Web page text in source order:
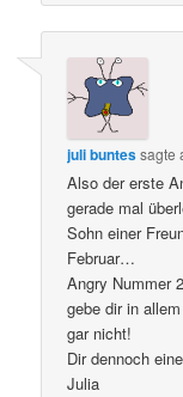
juli buntessagte
Also der erste
gerade mal
Sohn einer
Februar…
Angry Nummer
gebe dir in
gar nicht!
Dir dennoch
Julia